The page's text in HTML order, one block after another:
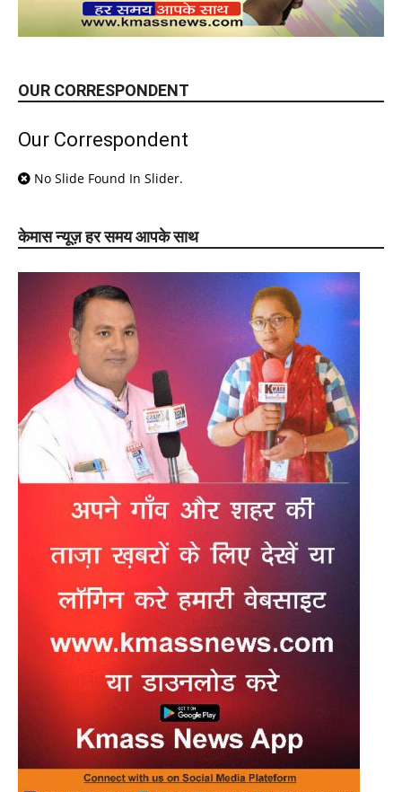
OUR CORRESPONDENT
Our Correspondent
No Slide Found In Slider.
केमास न्यूज़ हर समय आपके साथ